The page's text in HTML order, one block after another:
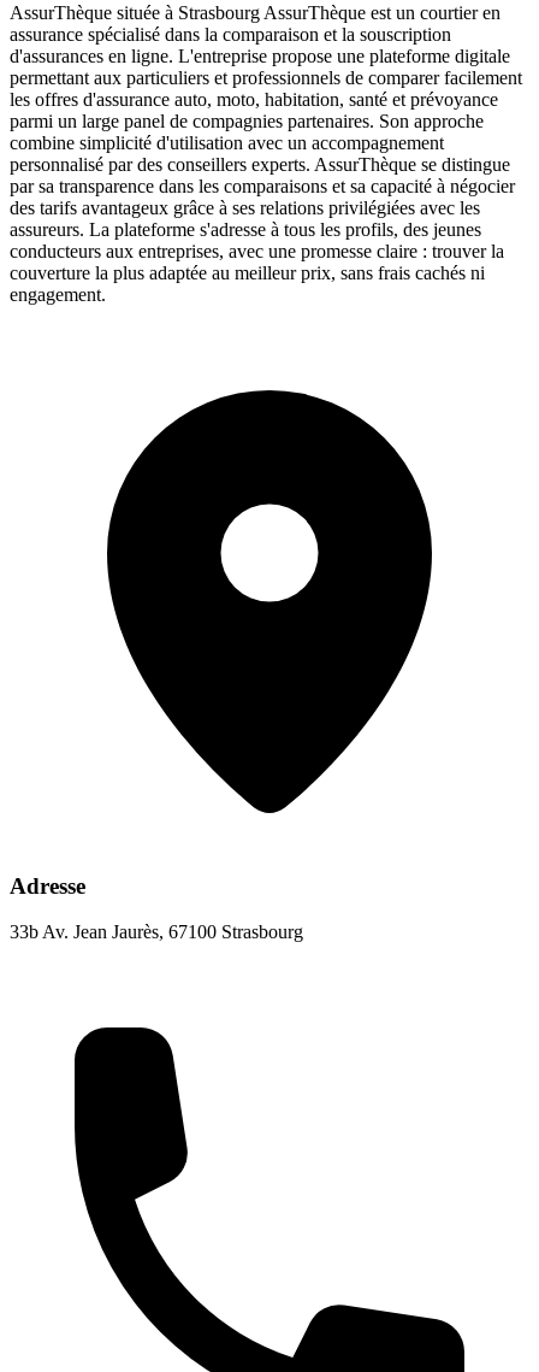
AssurThèque située à Strasbourg AssurThèque est un courtier en
assurance spécialisé dans la comparaison et la souscription
d'assurances en ligne. L'entreprise propose une plateforme digitale
permettant aux particuliers et professionnels de comparer facilement
les offres d'assurance auto, moto, habitation, santé et prévoyance
parmi un large panel de compagnies partenaires. Son approche
combine simplicité d'utilisation avec un accompagnement
personnalisé par des conseillers experts. AssurThèque se distingue
par sa transparence dans les comparaisons et sa capacité à négocier
des tarifs avantageux grâce à ses relations privilégiées avec les
assureurs. La plateforme s'adresse à tous les profils, des jeunes
conducteurs aux entreprises, avec une promesse claire : trouver la
couverture la plus adaptée au meilleur prix, sans frais cachés ni
engagement.
Adresse
33b Av. Jean Jaurès, 67100 Strasbourg